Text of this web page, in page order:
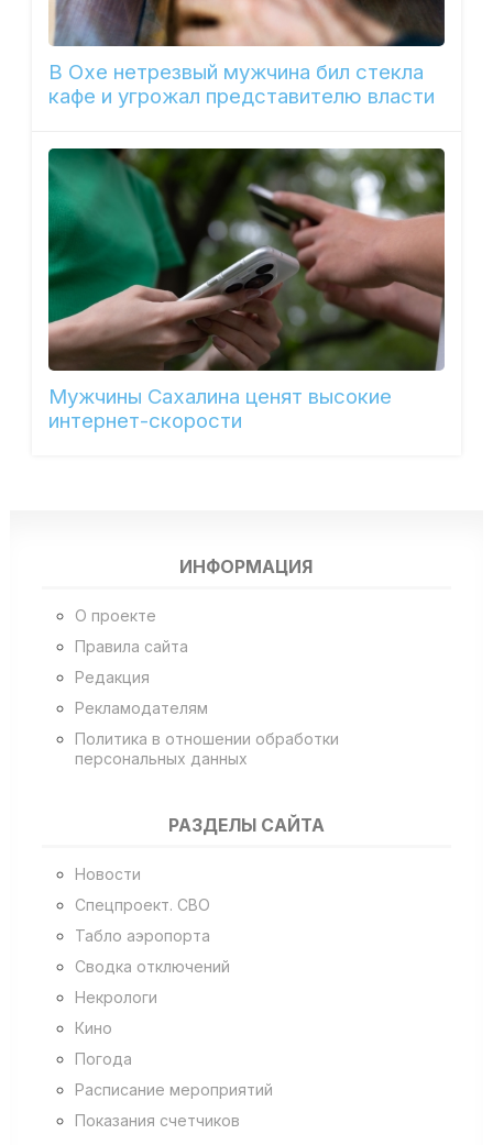
В Охе нетрезвый мужчина бил стекла
кафе и угрожал представителю власти
Мужчины Сахалина ценят высокие
интернет-скорости
ИНФОРМАЦИЯ
О проекте
Правила сайта
Редакция
Рекламодателям
Политика в отношении обработки
персональных данных
РАЗДЕЛЫ САЙТА
Новости
Спецпроект. СВО
Табло аэропорта
Сводка отключений
Некрологи
Кино
Погода
Расписание мероприятий
Показания счетчиков